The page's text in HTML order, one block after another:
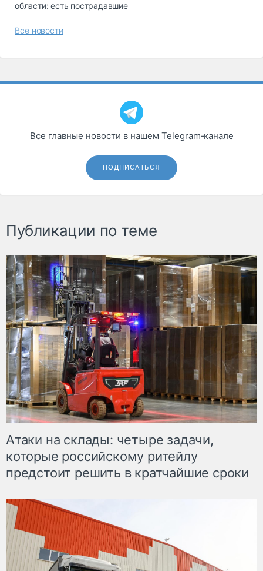
области: есть пострадавшие
Все новости
Все главные новости в нашем Telegram‑канале
ПОДПИСАТЬСЯ
Публикации по теме
Атаки на склады: четыре задачи,
которые российскому ритейлу
предстоит решить в кратчайшие сроки